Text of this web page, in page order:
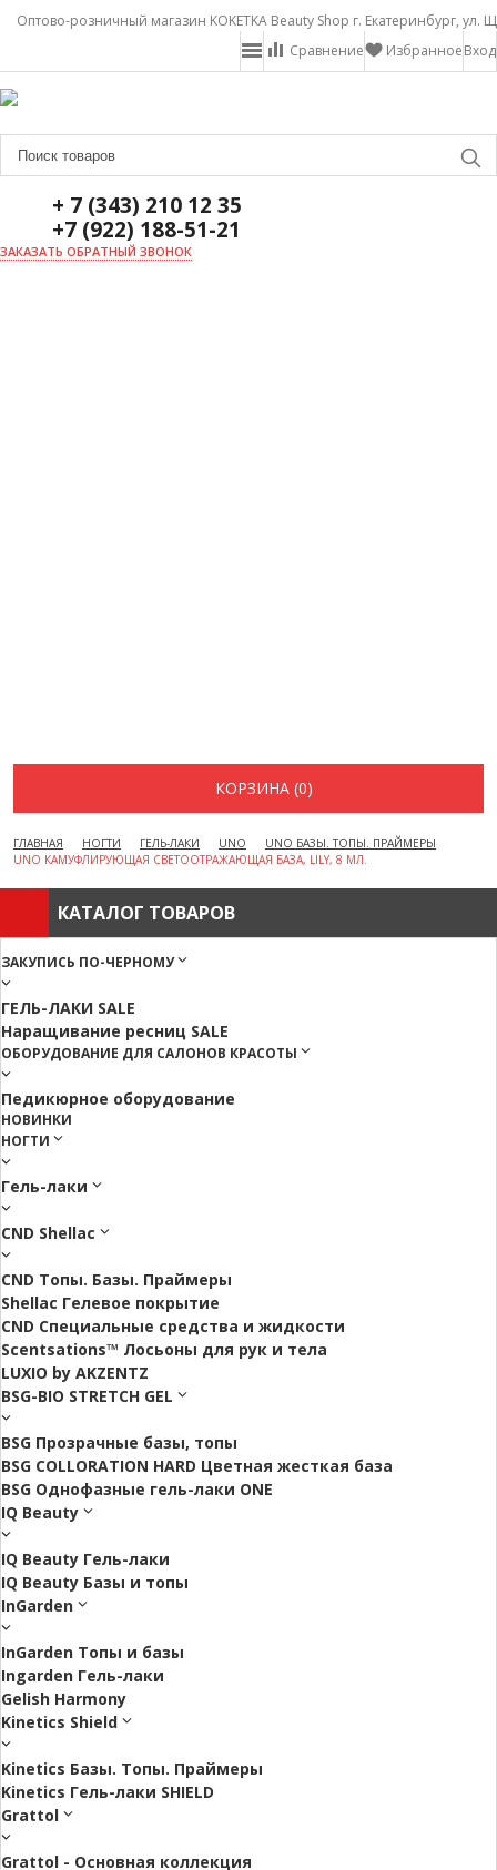
Оптово-розничный магазин KOKETKA Beauty Shop г. Екатеринбург, ул.
Вход
Избранное
Сравнение
+ 7 (343) 210 12 35
+7 (922) 188-51-21
ЗАКАЗАТЬ ОБРАТНЫЙ ЗВОНОК
КОРЗИНА (0)
ГЛАВНАЯ НОГТИ ГЕЛЬ-ЛАКИ UNO
UNO БАЗЫ. ТОПЫ. ПРАЙМЕРЫ
UNO КАМУФЛИРУЮЩАЯ СВЕТООТРАЖАЮЩАЯ БАЗА, LILY, 8 МЛ.
КАТАЛОГ ТОВАРОВ
ЗАКУПИСЬ ПО-ЧЕРНОМУ
ГЕЛЬ-ЛАКИ SALE
Наращивание ресниц SALE
ОБОРУДОВАНИЕ ДЛЯ САЛОНОВ КРАСОТЫ
Педикюрное оборудование
НОВИНКИ
НОГТИ
Гель-лаки
CND Shellac
CND Топы. Базы. Праймеры
Shellac Гелевое покрытие
CND Специальные средства и жидкости
Scentsations™ Лосьоны для рук и тела
LUXIO by AKZENTZ
BSG-BIO STRETCH GEL
BSG Прозрачные базы, топы
BSG COLLORATION HARD Цветная жесткая база
BSG Однофазные гель-лаки ONE
IQ Beauty
IQ Beauty Гель-лаки
IQ Beauty Базы и топы
InGarden
InGarden Топы и базы
Ingarden Гель-лаки
Gelish Harmony
Kinetics Shield
Kinetics Базы. Топы. Праймеры
Kinetics Гель-лаки SHIELD
Grattol
Grattol - Oснoвнaя коллекция